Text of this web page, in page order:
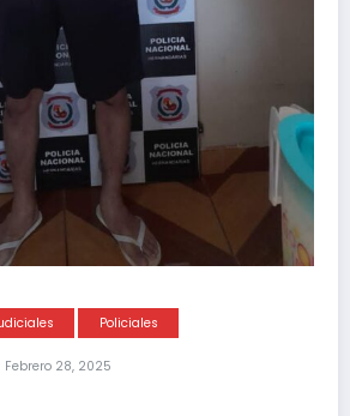
Policiales
Febrero 28, 2025